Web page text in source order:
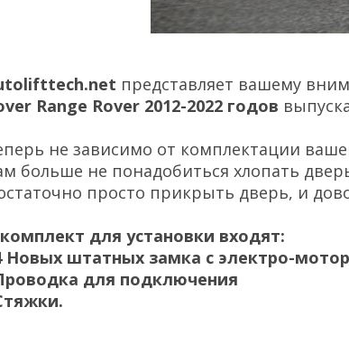
представляет вашему
Range Rover 2012-2022 годов
не зависимо от комплектации
больше не понадобиться хлопать
просто прикрыть дверь, и
для установки входят:
Новых штатных замка с электро-
для подключения